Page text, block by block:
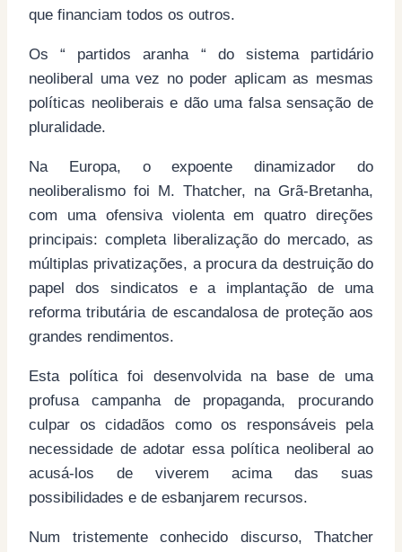
que financiam todos os outros.
Os “ partidos aranha “ do sistema partidário
neoliberal uma vez no poder aplicam as mesmas
políticas neoliberais e dão uma falsa sensação de
pluralidade.
Na Europa, o expoente dinamizador do
neoliberalismo foi M. Thatcher, na Grã-Bretanha,
com uma ofensiva violenta em quatro direções
principais: completa liberalização do mercado, as
múltiplas privatizações, a procura da destruição do
papel dos sindicatos e a implantação de uma
reforma tributária de escandalosa de proteção aos
grandes rendimentos.
Esta política foi desenvolvida na base de uma
profusa campanha de propaganda, procurando
culpar os cidadãos como os responsáveis pela
necessidade de adotar essa política neoliberal ao
acusá-los de viverem acima das suas
possibilidades e de esbanjarem recursos.
Num tristemente conhecido discurso, Thatcher